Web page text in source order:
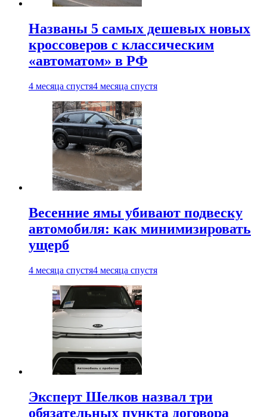
Названы 5 самых дешевых новых
кроссоверов с классическим
«автоматом» в РФ
4 месяца спустя4 месяца спустя
Весенние ямы убивают подвеску
автомобиля: как минимизировать
ущерб
4 месяца спустя4 месяца спустя
Эксперт Шелков назвал три
обязательных пункта договора